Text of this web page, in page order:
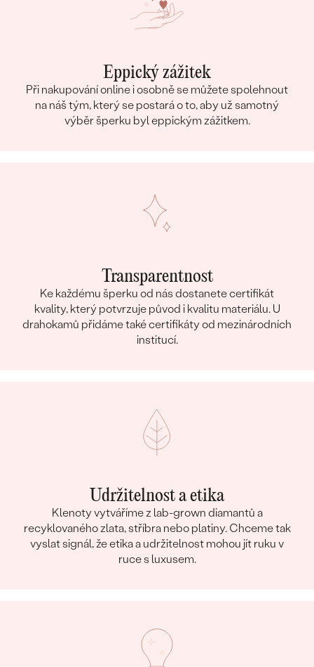
Eppický zážitek
Při nakupování online i osobně se můžete spolehnout
na náš tým, který se postará o to, aby už samotný
výběr šperku byl eppickým zážitkem.
Transparentnost
Ke každému šperku od nás dostanete certifikát
kvality, který potvrzuje původ i kvalitu materiálu. U
drahokamů přidáme také certifikáty od mezinárodních
institucí.
Udržitelnost a etika
Klenoty vytváříme z lab-grown diamantů a
recyklovaného zlata, stříbra nebo platiny. Chceme tak
vyslat signál, že etika a udržitelnost mohou jít ruku v
ruce s luxusem.